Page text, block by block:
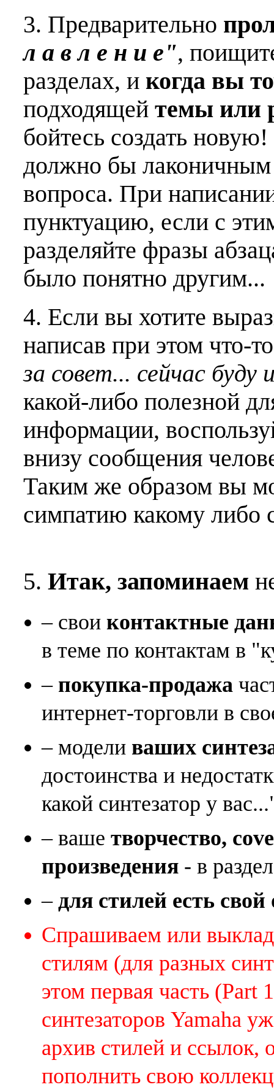
3. Предварительно
л а в л е н и е",
разделах, и когда вы
подходящей темы или
бойтесь создать
должно бы лаконичным
вопроса. При
пунктуацию, если с
разделяйте фразы
было понятно другим...
4. Если вы хотите
написав при этом что-
за совет... сейчас буду
какой-либо полезной
информации,
внизу сообщения
Таким же образом вы
симпатию какому
5. Итак, запоминаем
– свои контактные
в теме по контактам в
– покупка-продажа
интернет-торговли в
– модели ваших
достоинства и
какой синтезатор у
– ваше творчество,
произведения - в
–для стилей есть
Спрашиваем или
стилям (для разных
этом первая часть
синтезаторов Yamaha
архив стилей и ссылок,
пополнить свою